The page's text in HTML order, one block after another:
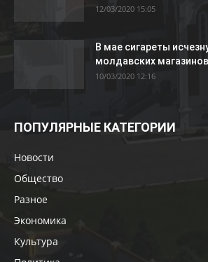
12/03/2020 15:05
В мае сигареты
молдавских магазинов
10/03/2020 12:16
ПОПУЛЯРНЫЕ КАТЕГОРИИ
Новости
Общество
Разное
Экономика
Культура